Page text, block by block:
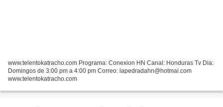
www.telentokatracho.com Programa: Conexion HN Canal: Honduras Tv Dia:
Domingos de 3:00 pm a 4:00 pm Correo: lapedradahn@hotmai.com
www.telentokatracho.com